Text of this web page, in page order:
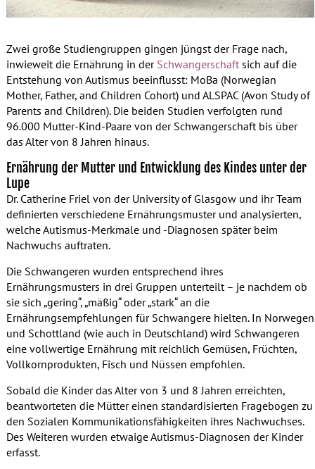
Zwei große Studiengruppen gingen jüngst der Frage nach,
inwieweit die Ernährung in der Schwangerschaft sich auf die
Entstehung von Autismus beeinflusst: MoBa (Norwegian
Mother, Father, and Children Cohort) und ALSPAC (Avon Study of
Parents and Children). Die beiden Studien verfolgten rund
96.000 Mutter-Kind-Paare von der Schwangerschaft bis über
das Alter von 8 Jahren hinaus.
Ernährung der Mutter und Entwicklung des Kindes unter der
Lupe
Dr. Catherine Friel von der University of Glasgow und ihr Team
definierten verschiedene Ernährungsmuster und analysierten,
welche Autismus-Merkmale und -Diagnosen später beim
Nachwuchs auftraten.
Die Schwangeren wurden entsprechend ihres
Ernährungsmusters in drei Gruppen unterteilt – je nachdem ob
sie sich „gering“, „mäßig“ oder „stark“ an die
Ernährungsempfehlungen für Schwangere hielten. In Norwegen
und Schottland (wie auch in Deutschland) wird Schwangeren
eine vollwertige Ernährung mit reichlich Gemüsen, Früchten,
Vollkornprodukten, Fisch und Nüssen empfohlen.
Sobald die Kinder das Alter von 3 und 8 Jahren erreichten,
beantworteten die Mütter einen standardisierten Fragebogen zu
den Sozialen Kommunikationsfähigkeiten ihres Nachwuchses.
Des Weiteren wurden etwaige Autismus-Diagnosen der Kinder
erfasst.